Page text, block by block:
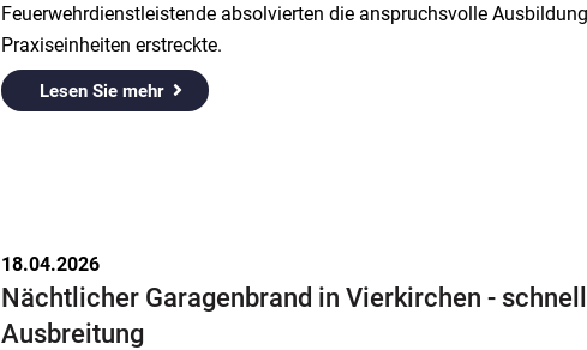
Feuerwehrdienstleistende absolvierten die anspruchsvolle
Praxiseinheiten erstreckte.
Lesen Sie mehr
18.04.2026
Nächtlicher Garagenbrand in Vierkirchen -
Ausbreitung